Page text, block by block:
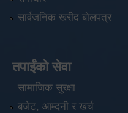
सार्वजनिक खरीद बोलपत्र
तपाईंको सेवा
सामाजिक सुरक्षा
बजेट, आम्दनी र खर्च